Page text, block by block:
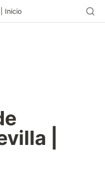
Inicio
|